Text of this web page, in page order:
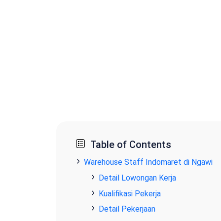
Table of Contents
Warehouse Staff Indomaret di Ngawi
Detail Lowongan Kerja
Kualifikasi Pekerja
Detail Pekerjaan